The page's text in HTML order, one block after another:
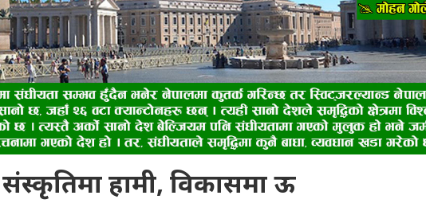
: संस्कृतिमा हामी, विकासमा ऊ